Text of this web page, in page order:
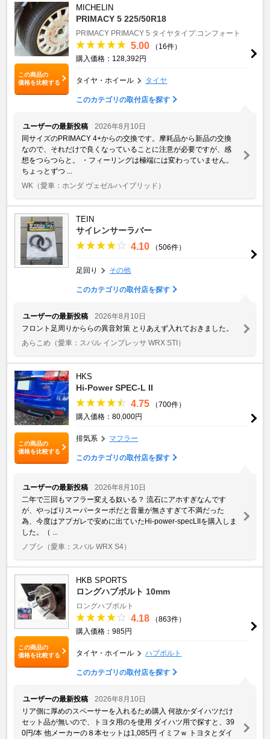
この商品の
価格を比較する
MICHELIN
PRIMACY 5 225/50R18
PRIMACY PRIMACY 5 タイヤタイプ:コンフォート
5.00
（16件）
購入価格：128,392円
タイヤ・ホイール タイヤ
このカテゴリの取付店を探す
ユーザーの最新投稿
2026年8月10日
同サイズのPRIMACY 4+からの交換です。摩耗品から新品の交換
なので、それだけで良くなっていることに注意が必要ですが、感
想をつらつらと。 ・フィーリングは極端には変わっていません。
ちょっとずつ ...
WK （愛車：ホンダ ヴェゼルハイブリッド）
TEIN
サイレンサーラバー
4.10 （506件）
足回り その他
このカテゴリの取付店を探す
ユーザーの最新投稿
2026年8月10日
フロント足周りかららの異音対策 とりあえず入れておきました。
あらこめ （愛車：スバル インプレッサ WRX STI）
この商品の
価格を比較する
HKS
Hi-Power SPEC-L II
4.75
（700件）
購入価格：80,000円
排気系 マフラー
このカテゴリの取付店を探す
ユーザーの最新投稿
2026年8月10日
二年で三回もマフラー変える奴いる？ 流石にアホすぎなんです
が、やっぱりスーパーターボだと音量が無さすぎて不満だった
為、今度はアプガレで安めに出ていたHi-power-specLIIを購入しま
した。（ ...
ノブシ （愛車：スバル WRX S4）
この商品の
価格を比較する
HKB SPORTS
ロングハブボルト 10mm
ロングハブボルト
4.18
（863件）
購入価格：985円
タイヤ・ホイール ハブボルト
このカテゴリの取付店を探す
ユーザーの最新投稿
2026年8月10日
リア側に厚めのスペーサーを入れるため購入 何故かダイハツだけ
セット品が無いので、トヨタ用のを使用 ダイハツ用で探すと、39
0円/本 他メーカーの８本セットは1,085円 イミフｗ トヨタとダイ